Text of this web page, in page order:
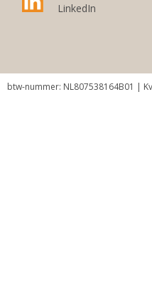
LinkedIn
btw-nummer: NL807538164B01 |